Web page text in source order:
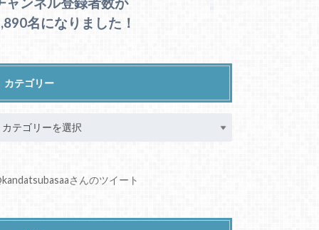
名になりました！
カテゴリー
さんのツイート